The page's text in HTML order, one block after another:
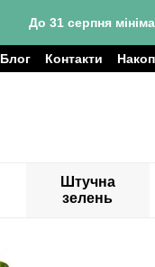
До 31 серпня
Блог Контакти
Штучна
зелень